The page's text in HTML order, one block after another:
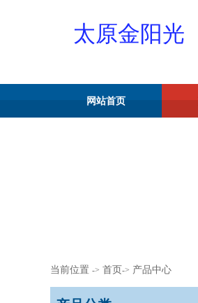
太原金阳光
网站首页
当前位置 -> 首页-> 产品中心